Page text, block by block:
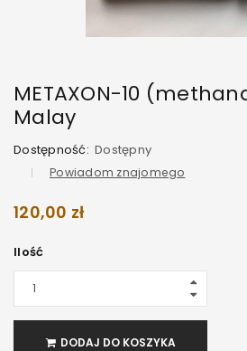
METAXON-10
Malay
Dostępność: Dostępny
Powiadom znajomego
120,00 zł
Ilość
DODAJ DO KOSZYKA